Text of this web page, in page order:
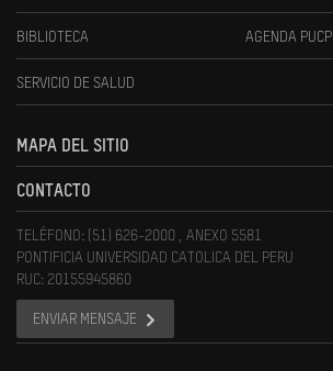
BIBLIOTECA AGENDA PUCP
SERVICIO DE SALUD
MAPA DEL SITIO
CONTACTO
TELÉFONO: (51) 626-2000 , ANEXO 5581
PONTIFICIA UNIVERSIDAD CATOLICA DEL PERU
RUC: 20155945860
ENVIAR MENSAJE